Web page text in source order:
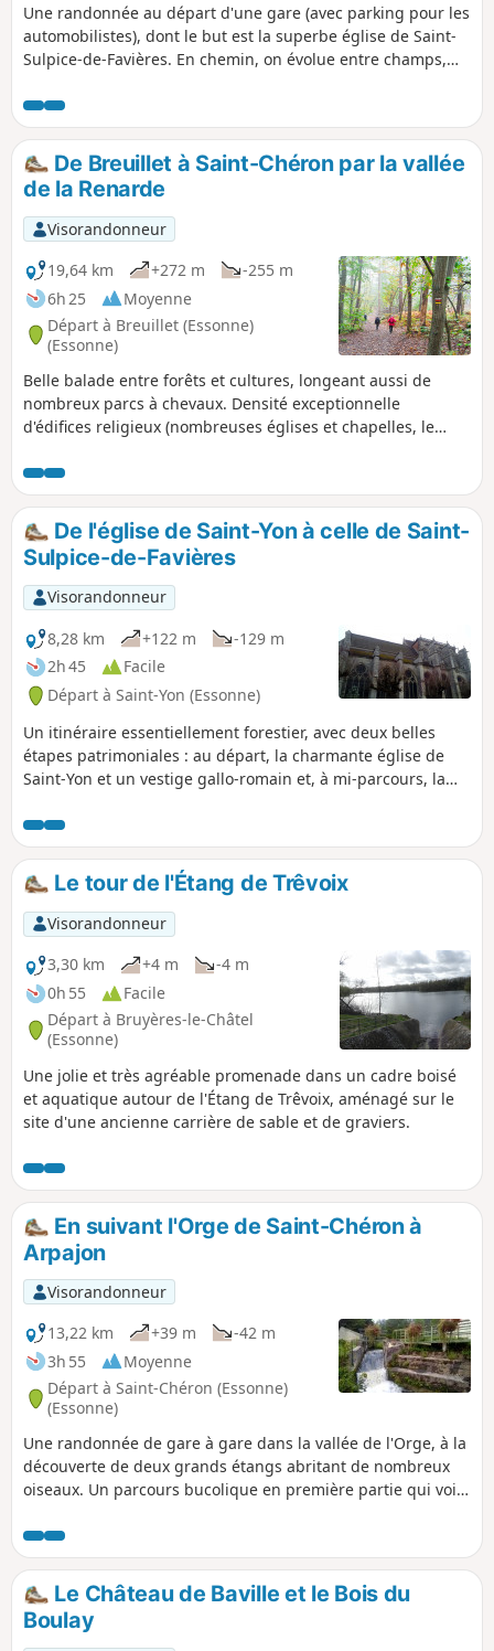
Une randonnée au départ d'une gare (avec parking pour les
automobilistes), dont le but est la superbe église de Saint-
Sulpice-de-Favières. En chemin, on évolue entre champs,
d'un ancien moulin à eau.
De Breuillet à Saint-Chéron par la vallée
de la Renarde
Visorandonneur
19,64 km
+272 m
-255 m
6h 25
Moyenne
Départ à Breuillet (Essonne)
(Essonne)
Belle balade entre forêts et cultures, longeant aussi de
nombreux parcs à chevaux. Densité exceptionnelle
d'édifices religieux (nombreuses églises et chapelles, le
de Favières, destination de pèlerinage jusqu'au XXe siècle).
On rencontre aussi de nombreux châteaux, vestiges
médiévaux (Saint-Yon, Château de la Grange) ou plus
modernes et bien conservés (le Segrez, Souzy-la-Briche,
Villeconin).
De l'église de Saint-Yon à celle de Saint-
Sulpice-de-Favières
Visorandonneur
8,28 km
+122 m
-129 m
2h 45
Facile
Départ à Saint-Yon (Essonne)
Un itinéraire essentiellement forestier, avec deux belles
étapes patrimoniales : au départ, la charmante église de
Saint-Yon et un vestige gallo-romain et, à mi-parcours, la
Le tour de l'Étang de Trêvoix
Visorandonneur
3,30 km
+4 m
-4 m
0h 55
Facile
Départ à Bruyères-le-Châtel
(Essonne)
Une jolie et très agréable promenade dans un cadre boisé
et aquatique autour de l'Étang de Trêvoix, aménagé sur le
site d'une ancienne carrière de sable et de graviers.
En suivant l'Orge de Saint-Chéron à
Arpajon
Visorandonneur
13,22 km
+39 m
-42 m
3h 55
Moyenne
Départ à Saint-Chéron (Essonne)
(Essonne)
Une randonnée de gare à gare dans la vallée de l'Orge, à la
découverte de deux grands étangs abritant de nombreux
oiseaux. Un parcours bucolique en première partie qui voit
patrimoine en cours de route : un ancien moulin bien
restauré, quelques églises, un petit menhir, un lavoir...
Le Château de Baville et le Bois du
Boulay